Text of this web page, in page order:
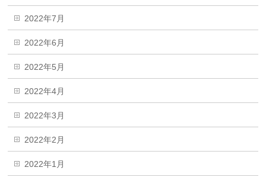
2022年7月
2022年6月
2022年5月
2022年4月
2022年3月
2022年2月
2022年1月